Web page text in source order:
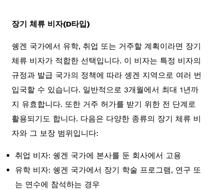
장기 체류 비자(D타입)
쉥겐 국가에서 유학, 취업 또는 거주할 계획이라면 장기
체류 비자가 적합한 선택입니다. 이 비자는 특정 비자의
규정과 발급 국가의 정책에 따라 솅겐 지역으로 여러 번
입국할 수 있습니다. 일반적으로 3개월에서 최대 1년까
지 유효합니다. 또한 거주 허가를 받기 위한 전 단계로
활용되기도 합니다. 다음은 다양한 종류의 장기 체류 비
자와 그 보장 범위입니다:
취업 비자: 쉥겐 국가에 본사를 둔 회사에서 고용
유학 비자: 쉥겐 국가에서 장기 학술 프로그램, 연구 또
는 연수에 참석하는 경우